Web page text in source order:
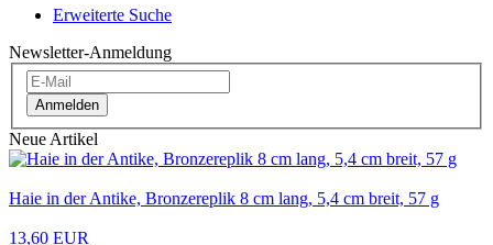
Erweiterte Suche
Newsletter-Anmeldung
Anmelden
Neue Artikel
Haie in der Antike, Bronzereplik 8 cm lang, 5,4 cm breit, 57 g
13,60 EUR